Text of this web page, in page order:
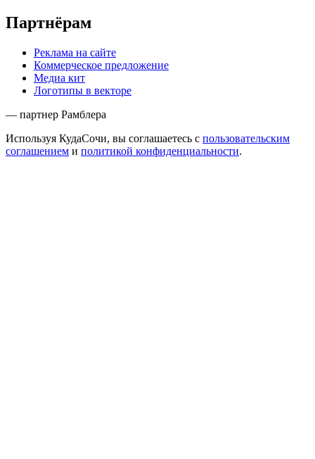
Партнёрам
Реклама на сайте
Коммерческое предложение
Медиа кит
Логотипы в векторе
— партнер Рамблера
Используя КудаСочи, вы соглашаетесь с пользовательским
соглашением и политикой конфиденциальности.